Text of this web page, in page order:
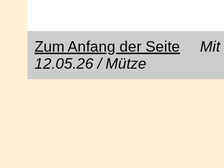
Zum Anfang der Seite
Mit
12.05.26 / Mütze